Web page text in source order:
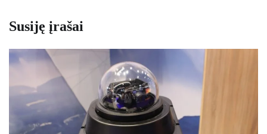
Susiję įrašai